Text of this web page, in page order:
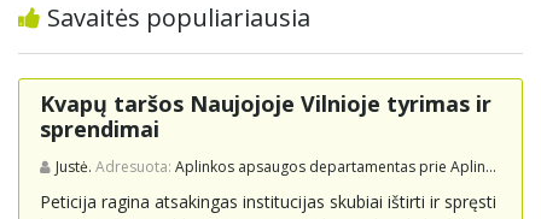
Savaitės populiariausia
Kvapų taršos Naujojoje Vilnioje tyrimas ir
sprendimai
Justė. Adresuota: Aplinkos apsaugos departamentas prie Aplinkos ministerijos
Peticija ragina atsakingas institucijas skubiai ištirti ir spręsti